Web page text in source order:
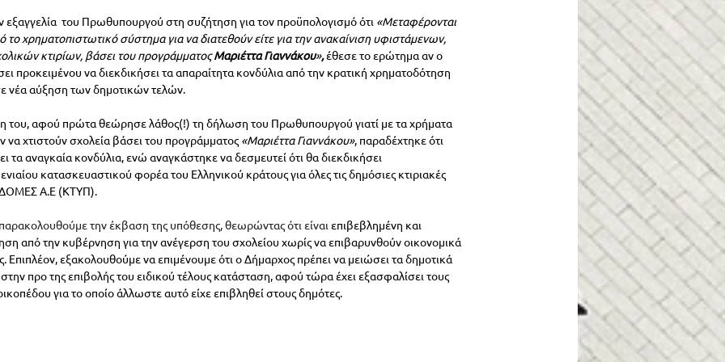
εξαγγελία  του Πρωθυπουργού στη συζήτηση για τον προϋπολογισμό ότι «Μεταφέρονται
χρηματοπιστωτικό σύστημα για να διατεθούν είτε για την ανακαίνιση υφιστάμενων,
κτιρίων, βάσει του προγράμματος Μαριέττα Γιαννάκου»,έθεσε το ερώτημααν ο
προκειμένου να διεκδικήσει τα απαραίτητα κονδύλια από την κρατική χρηματοδότηση
νέα αύξηση των δημοτικών τελών.
του, αφού πρώτα θεώρησε λάθος(!) τη δήλωση του Πρωθυπουργού γιατί με τα χρήματα
χτιστούν σχολεία βάσει του προγράμματος «Μαριέττα Γιαννάκου», παραδέχτηκε ότι
τα αναγκαία κονδύλια, ενώ αναγκάστηκε να δεσμευτεί ότι θα διεκδικήσει
ενιαίου κατασκευαστικού φορέα του Ελληνικού κράτους για όλες τις δημόσιες κτιριακές
Α.Ε (ΚΤΥΠ).
την έκβαση της υπόθεσης, θεωρώντας ότι είναι επιβεβλημένη και
από την κυβέρνηση για την ανέγερση του σχολείου χωρίς να επιβαρυνθούν οικονομικά
Επιπλέον, εξακολουθούμε να επιμένουμε ότι ο Δήμαρχος πρέπει να μειώσει τα δημοτικά
προ της επιβολής του ειδικού τέλους κατάσταση, αφού τώρα έχει εξασφαλίσει τους
για το οποίο άλλωστε αυτό είχε επιβληθεί στους δημότες.